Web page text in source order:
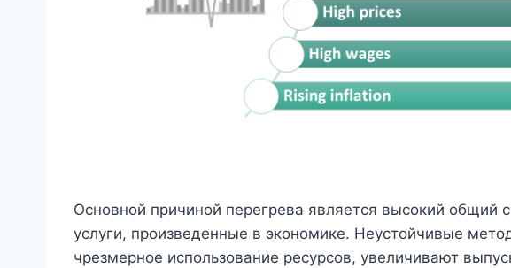
Основной причиной перегрева является высокий общий
услуги, произведенные в экономике. Неустойчивые
чрезмерное использование ресурсов, увеличивают